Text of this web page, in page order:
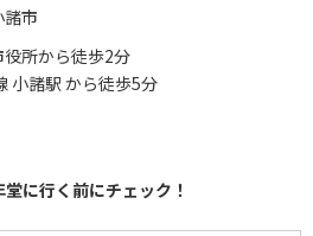
市
役所から徒歩2分
小諸駅 から徒歩5分
に行く前にチェック！